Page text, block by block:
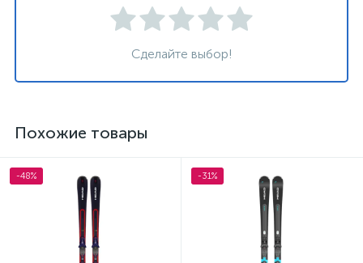
Сделайте выбор!
Похожие товары
-48% -31%